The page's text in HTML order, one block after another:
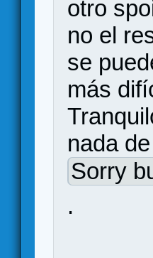
otro
no el
se
más
nada
Sorry
.